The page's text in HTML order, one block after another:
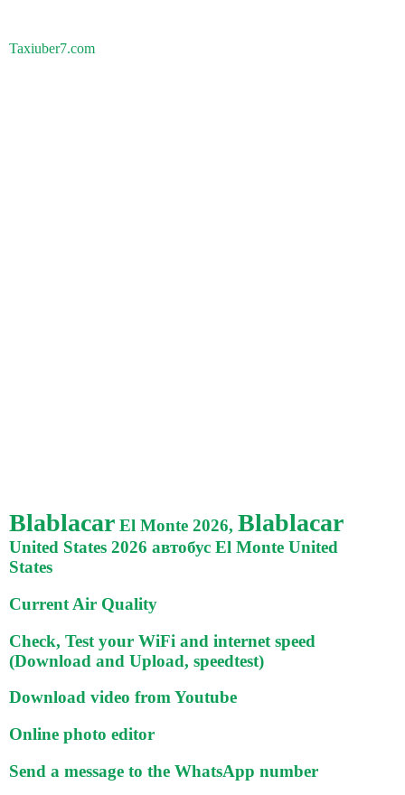
Taxiuber7.com
Blablacar El Monte 2026, Blablacar
United States 2026 автобус El Monte United
States
Current Air Quality
Check, Test your WiFi and internet speed
(Download and Upload, speedtest)
Download video from Youtube
Online photo editor
Send a message to the WhatsApp number